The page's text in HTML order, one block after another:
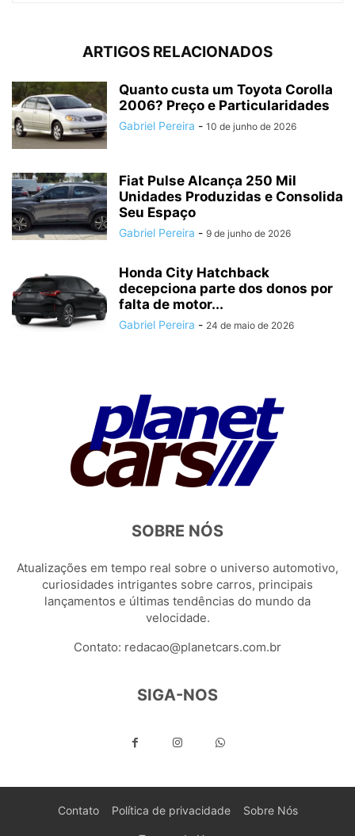
ARTIGOS RELACIONADOS
Quanto custa um Toyota Corolla
2006? Preço e Particularidades
Gabriel Pereira - 10 de junho de 2026
Fiat Pulse Alcança 250 Mil
Unidades Produzidas e Consolida
Seu Espaço
Gabriel Pereira - 9 de junho de 2026
Honda City Hatchback
decepciona parte dos donos por
falta de motor...
Gabriel Pereira - 24 de maio de 2026
SOBRE NÓS
Atualizações em tempo real sobre o universo automotivo,
curiosidades intrigantes sobre carros, principais
lançamentos e últimas tendências do mundo da
velocidade.
Contato: redacao@planetcars.com.br
SIGA-NOS
Contato Política de privacidade Sobre Nós